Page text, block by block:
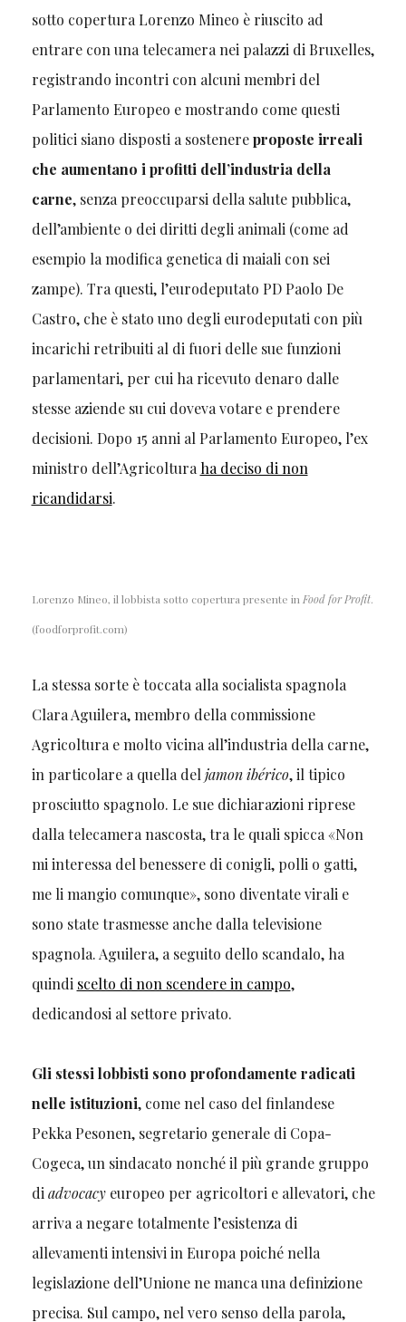
sotto copertura Lorenzo Mineo è riuscito ad
entrare con una telecamera nei palazzi di Bruxelles,
registrando incontri con alcuni membri del
Parlamento Europeo e mostrando come questi
politici siano disposti a sostenereproposte irreali
che aumentano i profitti dell’industria della
carne, senza preoccuparsi della salute pubblica,
dell’ambiente o dei diritti degli animali (come ad
esempio la modifica genetica di maiali con sei
zampe). Tra questi, l’eurodeputato PD Paolo De
Castro, che è stato uno degli eurodeputati con più
incarichi retribuiti al di fuori delle sue funzioni
parlamentari, per cui ha ricevuto denaro dalle
stesse aziende su cui doveva votare e prendere
decisioni. Dopo 15 anni al Parlamento Europeo, l’ex
ministro dell’Agricoltura ha deciso di non
ricandidarsi.
Lorenzo Mineo, il lobbista sotto copertura presente in Food for Profit.
(foodforprofit.com)
La stessa sorte è toccata alla socialista spagnola
Clara Aguilera, membro della commissione
Agricoltura e molto vicina all’industria della carne,
in particolare a quella del jamon ibérico, il tipico
prosciutto spagnolo. Le sue dichiarazioni riprese
dalla telecamera nascosta, tra le quali spicca «Non
mi interessa del benessere di conigli, polli o gatti,
me li mangio comunque», sono diventate virali e
sono state trasmesse anche dalla televisione
spagnola. Aguilera, a seguito dello scandalo, ha
quindi scelto di non scendere in campo,
dedicandosi al settore privato.
Gli stessi lobbisti sono profondamente radicati
nelle istituzioni, come nel caso del finlandese
Pekka Pesonen, segretario generale di Copa-
Cogeca, un sindacato nonché il più grande gruppo
di advocacyeuropeo per agricoltori e allevatori, che
arriva a negare totalmente l’esistenza di
allevamenti intensivi in Europa poiché nella
legislazione dell’Unione ne manca una definizione
precisa. Sul campo, nel vero senso della parola,